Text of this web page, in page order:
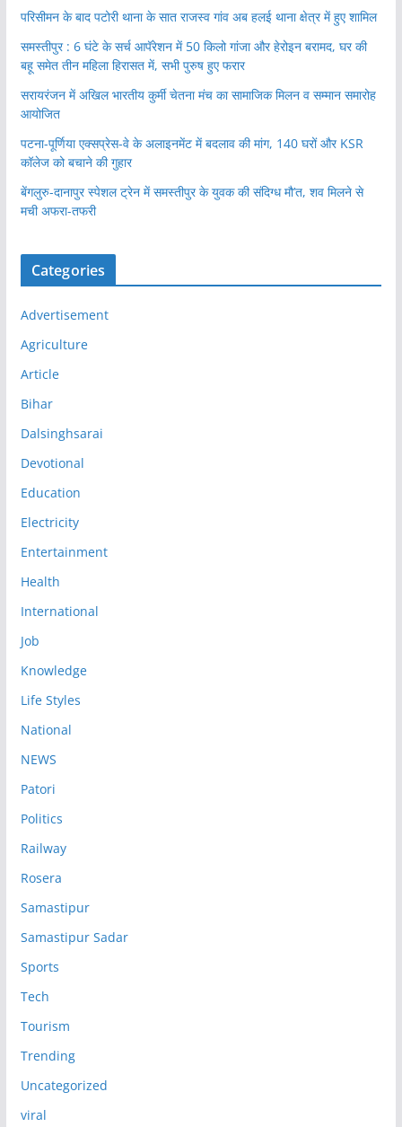
परिसीमन के बाद पटोरी थाना के सात राजस्व गांव अब हलई थाना क्षेत्र में हुए शामिल
समस्तीपुर : 6 घंटे के सर्च आपॅरेशन में 50 किलो गांजा और हेरोइन बरामद, घर की
बहू समेत तीन महिला हिरासत में, सभी पुरुष हुए फरार
सरायरंजन में अखिल भारतीय कुर्मी चेतना मंच का सामाजिक मिलन व सम्मान समारोह
आयोजित
पटना-पूर्णिया एक्सप्रेस-वे के अलाइनमेंट में बदलाव की मांग, 140 घरों और KSR
कॉलेज को बचाने की गुहार
बेंगलुरु-दानापुर स्पेशल ट्रेन में समस्तीपुर के युवक की संदिग्ध मौ’त, शव मिलने से
मची अफरा-तफरी
Categories
Advertisement
Agriculture
Article
Bihar
Dalsinghsarai
Devotional
Education
Electricity
Entertainment
Health
International
Job
Knowledge
Life Styles
National
NEWS
Patori
Politics
Railway
Rosera
Samastipur
Samastipur Sadar
Sports
Tech
Tourism
Trending
Uncategorized
viral